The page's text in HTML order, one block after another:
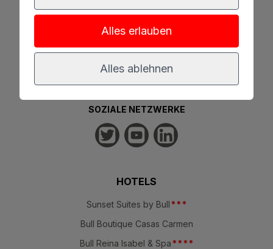
100% SICHERE RESERVIERUNG
SOZIALE NETZWERKE
HOTELS
Sunset Suites by Bull * * *
Bull Boutique Casas Carmen
Bull Reina Isabel & Spa * * * *
Alles erlauben
Alles ablehnen